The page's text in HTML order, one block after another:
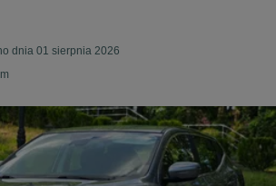
dnia 01 sierpnia 2026